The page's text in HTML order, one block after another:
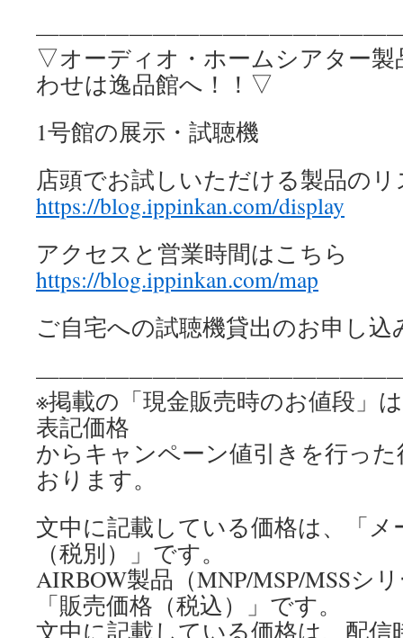
▽オーディオ・ホームシアター製
わせは逸品館へ！！▽
1号館の展示・試聴機
店頭でお試しいただける製品の
https://blog.ippinkan.com/display
アクセスと営業時間はこちら
https://blog.ippinkan.com/map
ご自宅への試聴機貸出のお申し
※掲載の「現金販売時のお値段」
表記価格
からキャンペーン値引きを行っ
おります。
文中に記載している価格は、「メ
（税別）」です。
AIRBOW製品（MNP/MSP/MSSシ
「販売価格（税込）」です。
文中に記載している価格は、配信